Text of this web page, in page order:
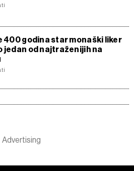
400 godina star monaški liker
jedan od najtraženijih na